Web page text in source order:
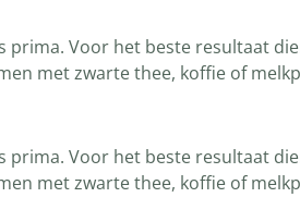
Voor het beste resultaat
met zwarte thee, koffie of
Voor het beste resultaat
met zwarte thee, koffie of